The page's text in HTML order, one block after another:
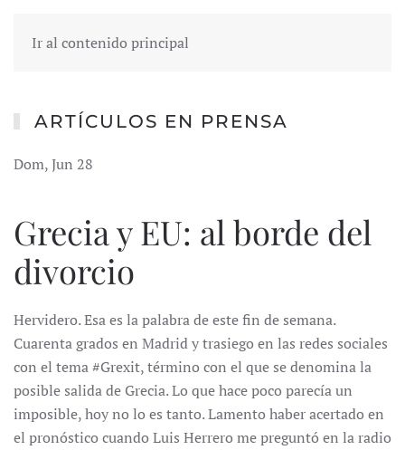
Ir al contenido principal
ARTÍCULOS EN PRENSA
Dom, Jun 28
Grecia y EU: al borde del
divorcio
Hervidero. Esa es la palabra de este fin de semana.
Cuarenta grados en Madrid y trasiego en las redes sociales
con el tema #Grexit, término con el que se denomina la
posible salida de Grecia. Lo que hace poco parecía un
imposible, hoy no lo es tanto. Lamento haber acertado en
el pronóstico cuando Luis Herrero me preguntó en la radio